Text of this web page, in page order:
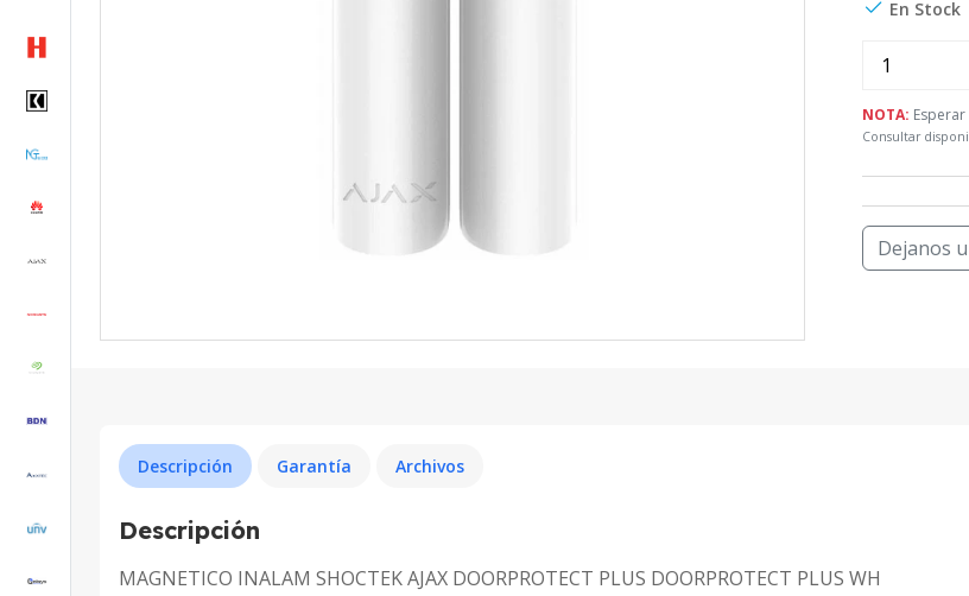
En Stock
NOTA:
Consultar
Dejanos
Descripción Garantía Archivos
Descripción
MAGNETICO INALAM SHOCTEK AJAX DOORPROTECT PLUS DOORPROTECT PLUS WH